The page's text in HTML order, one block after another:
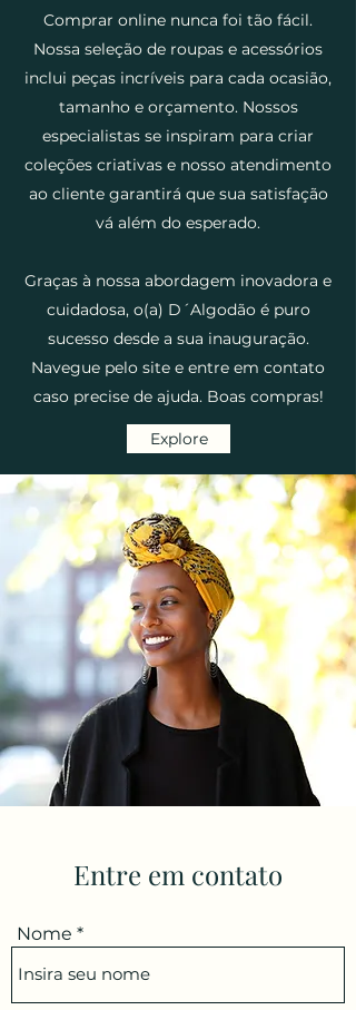
Comprar online nunca foi tão fácil.
Nossa seleção de roupas e acessórios
inclui peças incríveis para cada ocasião,
tamanho e orçamento. Nossos
especialistas se inspiram para criar
coleções criativas e nosso atendimento
ao cliente garantirá que sua satisfação
vá além do esperado.
Graças à nossa abordagem inovadora e
cuidadosa, o(a) D´Algodão é puro
sucesso desde a sua inauguração.
Navegue pelo site e entre em contato
caso precise de ajuda. Boas compras!
Explore
Entre em contato
Nome